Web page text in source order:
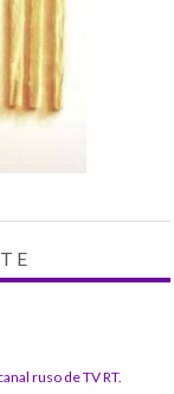
ruso de TV RT.